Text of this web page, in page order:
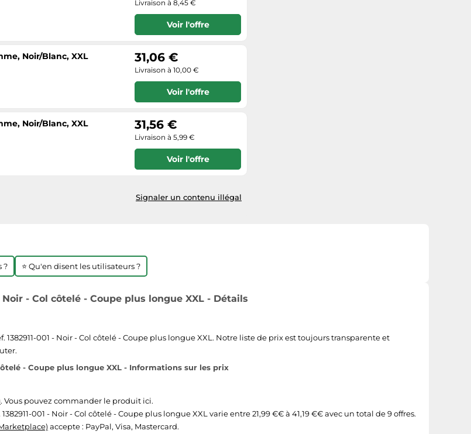
Livraison à 8,45 €
Voir l'offre
Noir/Blanc, XXL 31,06 €
Livraison à 10,00 €
Voir l'offre
Noir/Blanc, XXL 31,56 €
Livraison à 5,99 €
Voir l'offre
Signaler un contenu illégal
? ⭐ Qu'en disent les utilisateurs ?
Noir - Col côtelé - Coupe plus longue XXL - Détails
1382911-001 - Noir - Col côtelé - Coupe plus longue XXL. Notre liste de prix est toujours transparente et
- Coupe plus longue XXL - Informations sur les prix
. Vous pouvez commander le produit ici.
001 - Noir - Col côtelé - Coupe plus longue XXL varie entre 21,99 €€ à 41,19 €€ avec un total de 9 offres.
accepte : PayPal, Visa, Mastercard.